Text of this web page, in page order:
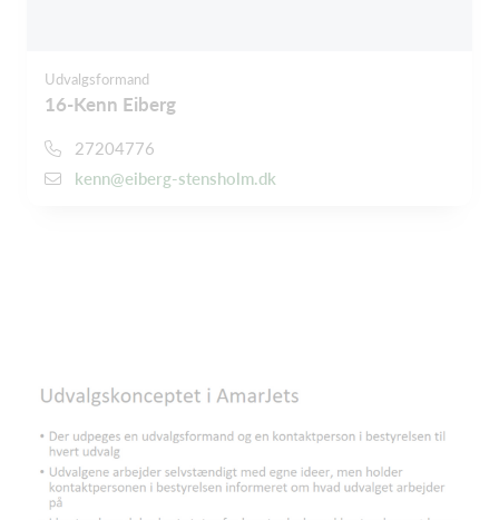
Udvalgsformand
16-Kenn Eiberg
27204776
kenn@eiberg-stensholm.dk